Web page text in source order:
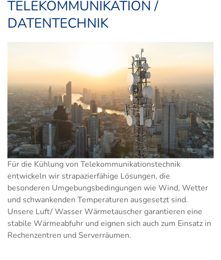
TELEKOMMUNIKATION /
DATENTECHNIK
Für die Kühlung von Telekommunikationstechnik
entwickeln wir strapazierfähige Lösungen, die
besonderen Umgebungsbedingungen wie Wind, Wetter
und schwankenden Temperaturen ausgesetzt sind.
Unsere Luft/ Wasser Wärmetauscher garantieren eine
stabile Wärmeabfuhr und eignen sich auch zum Einsatz in
Rechenzentren und Serverräumen.